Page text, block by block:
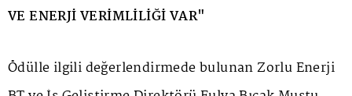
VE ENERJİ VERİMLİLİĞİ VAR"
Ödülle ilgili değerlendirmede bulunan Zorlu Enerji